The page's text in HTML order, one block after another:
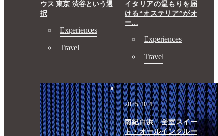
ウス 東京 渋谷という選
択
Experiences
Travel
イタリアの温もりを届
ける“オステリア”がオ
ー…
Experiences
Travel
2025.10.4
南紀白浜 全室スイー
ト・オールインクルー